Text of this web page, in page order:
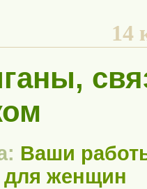
14
Ваши
для женщин